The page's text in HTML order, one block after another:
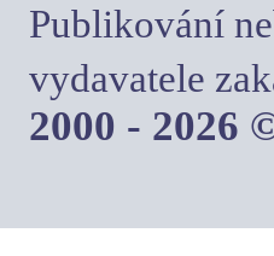
Publikování
vydavatele
2000 - 2026